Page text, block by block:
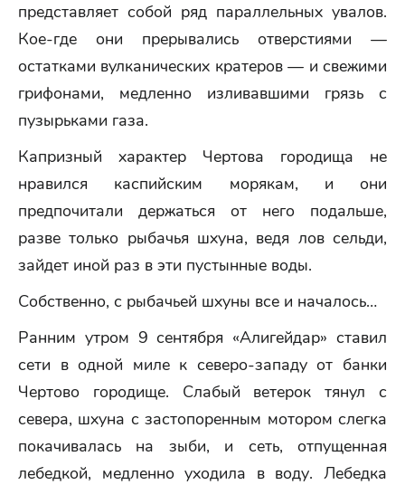
представляет собой ряд параллельных увалов.
Кое-где они прерывались отверстиями —
остатками вулканических кратеров — и свежими
грифонами, медленно изливавшими грязь с
пузырьками газа.
Капризный характер Чертова городища не
нравился каспийским морякам, и они
предпочитали держаться от него подальше,
разве только рыбачья шхуна, ведя лов сельди,
зайдет иной раз в эти пустынные воды.
Собственно, с рыбачьей шхуны все и началось…
Ранним утром 9 сентября «Алигейдар» ставил
сети в одной миле к северо-западу от банки
Чертово городище. Слабый ветерок тянул с
севера, шхуна с застопоренным мотором слегка
покачивалась на зыби, и сеть, отпущенная
лебедкой, медленно уходила в воду. Лебедка